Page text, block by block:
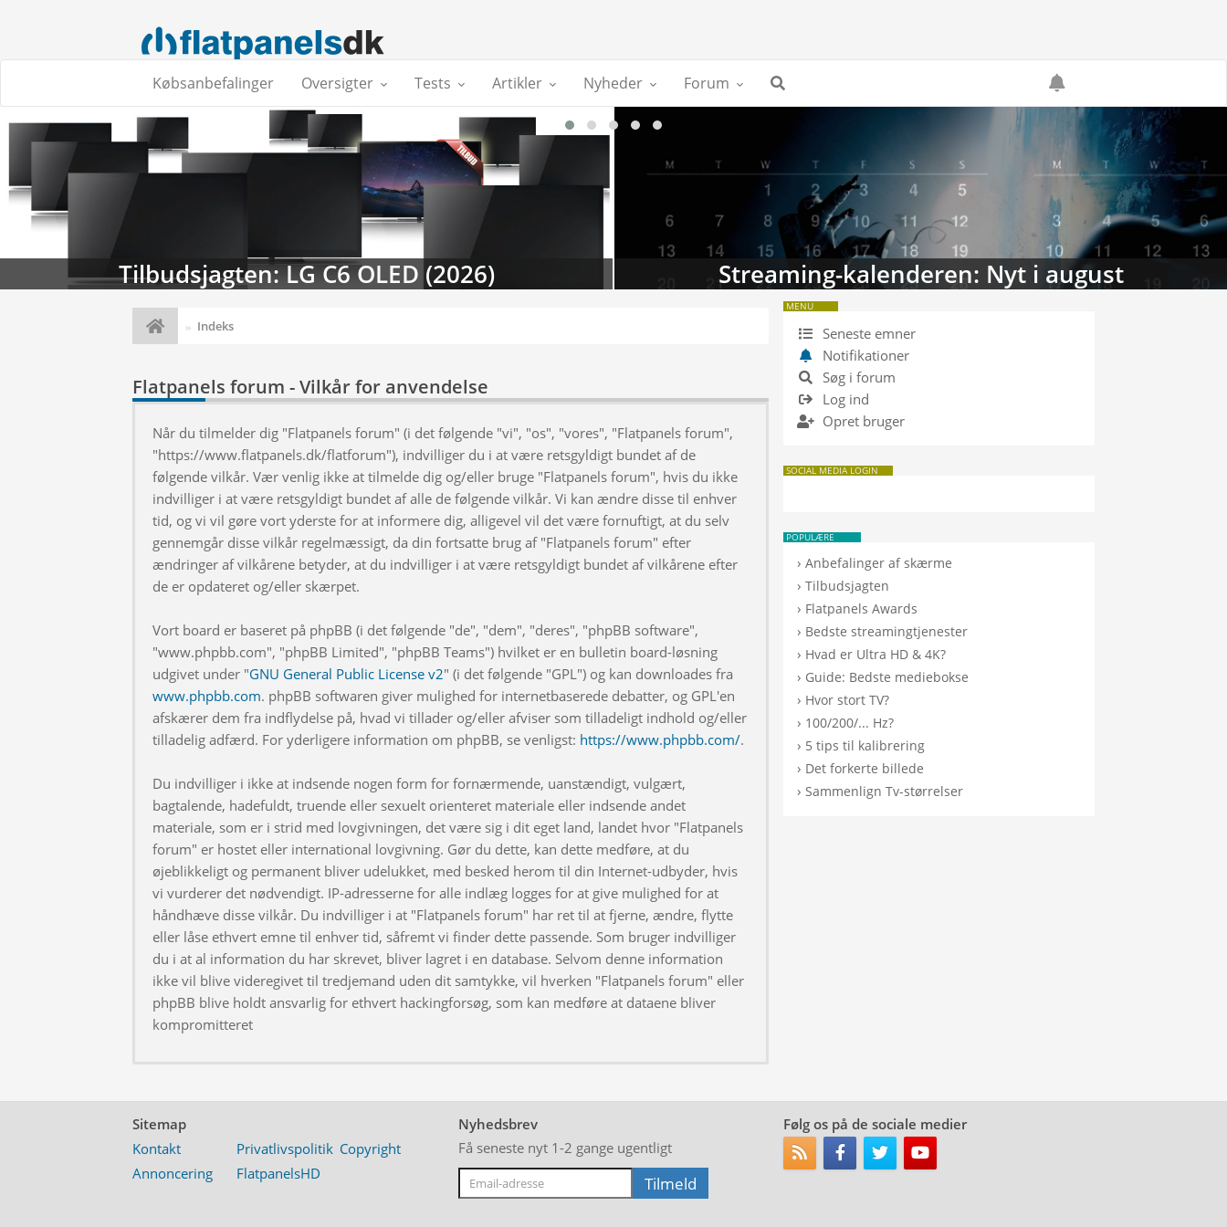
Købsanbefalinger Oversigter Tests Artikler Nyheder Forum
Tilbudsjagten: LG C6 OLED (2026) Streaming-kalenderen: Nyt i august
Indeks
Flatpanels forum - Vilkår for anvendelse
Når du tilmelder dig "Flatpanels forum" (i det følgende "vi", "os", "vores", "Flatpanels forum",
"https://www.flatpanels.dk/flatforum"), indvilliger du i at være retsgyldigt bundet af de
følgende vilkår. Vær venlig ikke at tilmelde dig og/eller bruge "Flatpanels forum", hvis du ikke
indvilliger i at være retsgyldigt bundet af alle de følgende vilkår. Vi kan ændre disse til enhver
tid, og vi vil gøre vort yderste for at informere dig, alligevel vil det være fornuftigt, at du selv
gennemgår disse vilkår regelmæssigt, da din fortsatte brug af "Flatpanels forum" efter
ændringer af vilkårene betyder, at du indvilliger i at være retsgyldigt bundet af vilkårene efter
de er opdateret og/eller skærpet.
Vort board er baseret på phpBB (i det følgende "de", "dem", "deres", "phpBB software",
"www.phpbb.com", "phpBB Limited", "phpBB Teams") hvilket er en bulletin board-løsning
udgivet under "GNU General Public License v2" (i det følgende "GPL") og kan downloades fra
www.phpbb.com. phpBB softwaren giver mulighed for internetbaserede debatter, og GPL'en
afskærer dem fra indflydelse på, hvad vi tillader og/eller afviser som tilladeligt indhold og/eller
tilladelig adfærd. For yderligere information om phpBB, se venligst: https://www.phpbb.com/.
Du indvilliger i ikke at indsende nogen form for fornærmende, uanstændigt, vulgært,
bagtalende, hadefuldt, truende eller sexuelt orienteret materiale eller indsende andet
materiale, som er i strid med lovgivningen, det være sig i dit eget land, landet hvor "Flatpanels
forum" er hostet eller international lovgivning. Gør du dette, kan dette medføre, at du
øjeblikkeligt og permanent bliver udelukket, med besked herom til din Internet-udbyder, hvis
vi vurderer det nødvendigt. IP-adresserne for alle indlæg logges for at give mulighed for at
håndhæve disse vilkår. Du indvilliger i at "Flatpanels forum" har ret til at fjerne, ændre, flytte
eller låse ethvert emne til enhver tid, såfremt vi finder dette passende. Som bruger indvilliger
du i at al information du har skrevet, bliver lagret i en database. Selvom denne information
ikke vil blive videregivet til tredjemand uden dit samtykke, vil hverken "Flatpanels forum" eller
phpBB blive holdt ansvarlig for ethvert hackingforsøg, som kan medføre at dataene bliver
kompromitteret
MENU
Seneste emner
Notifikationer
Søg i forum
Log ind
Opret bruger
SOCIAL MEDIA LOGIN
POPULÆRE
›Anbefalinger af skærme
›Tilbudsjagten
› Flatpanels Awards
› Bedste streamingtjenester
› Hvad er Ultra HD & 4K?
› Guide: Bedste mediebokse
› Hvor stort TV?
› 100/200/... Hz?
› 5 tips til kalibrering
› Det forkerte billede
›Sammenlign Tv-størrelser
Sitemap
Kontakt
Privatlivspolitik Copyright
Annoncering
FlatpanelsHD
Nyhedsbrev
Få seneste nyt 1-2 gange ugentligt
Følg os på de sociale medier